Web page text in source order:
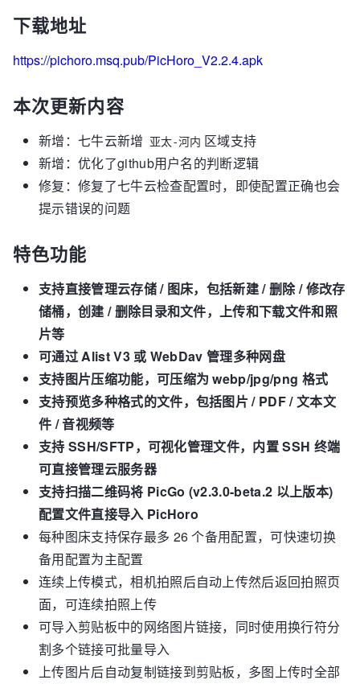
下载地址
https://pichoro.msq.pub/PicHoro_V2.2.4.apk
本次更新内容
新增：七牛云新增 亚太-河内 区域支持
新增：优化了github用户名的判断逻辑
修复：修复了七牛云检查配置时，即使配置正确也会
提示错误的问题
特色功能
支持直接管理云存储 / 图床，包括新建 / 删除 / 修改存
储桶，创建 / 删除目录和文件，上传和下载文件和照
片等
可通过 Alist V3 或 WebDav 管理多种网盘
支持图片压缩功能，可压缩为 webp/jpg/png 格式
支持预览多种格式的文件，包括图片 / PDF / 文本文
件 / 音视频等
支持 SSH/SFTP，可视化管理文件，内置 SSH 终端
可直接管理云服务器
支持扫描二维码将 PicGo (v2.3.0-beta.2 以上版本)
配置文件直接导入 PicHoro
每种图床支持保存最多 26 个备用配置，可快速切换
备用配置为主配置
连续上传模式，相机拍照后自动上传然后返回拍照页
面，可连续拍照上传
可导入剪贴板中的网络图片链接，同时使用换行符分
割多个链接可批量导入
上传图片后自动复制链接到剪贴板，多图上传时全部